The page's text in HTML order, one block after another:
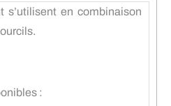
s’utilisent en combinaison
: